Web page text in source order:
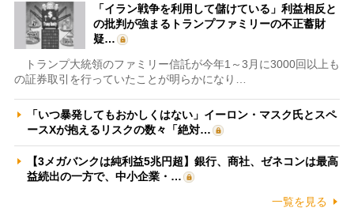
「イラン戦争を利用して儲けている」利益相反と
の批判が強まるトランプファミリーの不正蓄財
疑…
トランプ大統領のファミリー信託が今年1～3月に3000回以上も
の証券取引を行っていたことが明らかになり…
「いつ暴発してもおかしくはない」イーロン・マスク氏とスペ
ースXが抱えるリスクの数々「絶対…
【3メガバンクは純利益5兆円超】銀行、商社、ゼネコンは最高
益続出の一方で、中小企業・…
一覧を見る